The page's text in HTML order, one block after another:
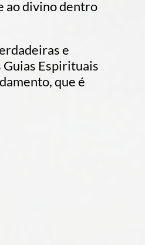
ao divino dentro
e
Guias Espirituais
que é